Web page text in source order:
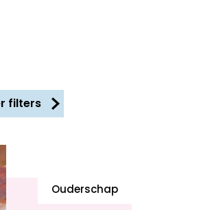
filters
Ouderschap